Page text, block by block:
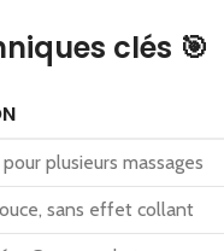
clés 🎯
plusieurs massages
sans effet collant